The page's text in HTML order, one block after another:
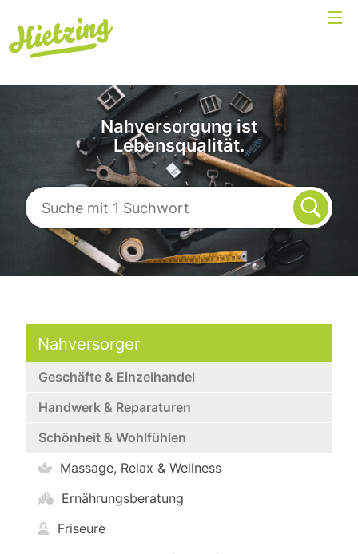
Nahversorgung ist
Lebensqualität.
Nahversorger
Geschäfte & Einzelhandel
Handwerk & Reparaturen
Schönheit & Wohlfühlen
Massage, Relax & Wellness
Ernährungsberatung
Friseure